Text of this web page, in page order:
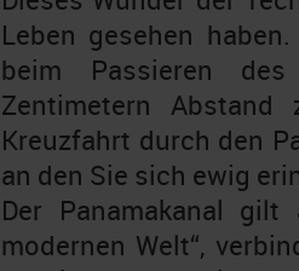
Leben gesehen
beim Passieren
Zentimetern
Kreuzfahrt durch den
an den Sie sich ewig
Der Panamakanal
modernen Welt“,